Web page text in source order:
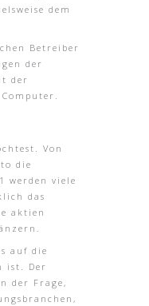
dem
Betreiber
der
der
Von
die
werden viele
das
aktien
auf die
ist. Der
der Frage,